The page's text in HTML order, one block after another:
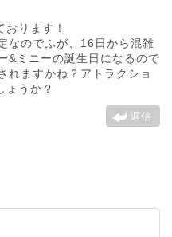
ります！
なのでふが、16日から混雑
&ミニーの誕生日になるので
れますかね？アトラクショ
ょうか？
返信